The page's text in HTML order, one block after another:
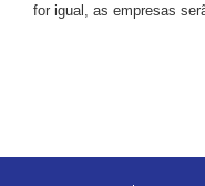
for igual, as empresas